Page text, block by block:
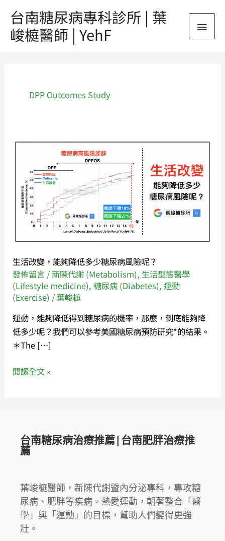
台南糖尿病專科診所 | 葉
峻榳醫師 | YehF
主
要
DPP Outcomes Study
生活改變，能夠降低多少糖尿病風險呢？
發佈留言 /新陳代謝 (Metabolism), 生活型態醫學
(Lifestyle medicine),糖尿病 (Diabetes),運動
(Exercise) / 葉峻榳
運動，能夠降低得到糖尿病的機率，那麼，到底能夠降
低多少呢？我們可以參考美國糖尿病預防研究*的結果。
＊The […]
生
變，
低
少
糖
尿
風
險
呢？
閱讀全文 »
台南糖尿病治療推薦|台南肥胖治療推
薦
葉峻榳醫師，新陳代謝暨內分泌專科，專攻糖
尿病、肥胖等疾病。熱愛運動，朝著整合「醫
學」與「運動」的目標，幫助人們變得更強
壯。